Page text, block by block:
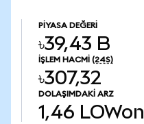
PIYASA DEĞERI
৳39,43 B
İŞLEM HACMI (24S)
৳307,32
DOLAŞIMDAKI ARZ
1,46 LOWon